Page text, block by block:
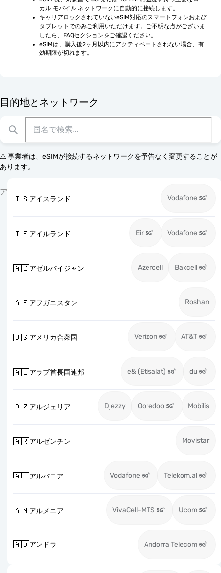
カル モバイル ネットワークに自動的に接続します。
キャリアロックされていないeSIM対応のスマートフォンおよび
タブレットでのみご利用いただけます。ご不明な点がございま
したら、FAQセクションをご確認ください。
eSIMは、購入後2ヶ月以内にアクティベートされない場合、有
効期限が切れます。
目的地とネットワーク
⚠️ 事業者は、eSIMが接続するネットワークを予告なく変更することが
あります。
ア
🇮🇸アイスランド Vodafone
🇮🇪アイルランド Eir Vodafone
🇦🇿アゼルバイジャン Azercell Bakcell
🇦🇫アフガニスタン Roshan
🇺🇸アメリカ合衆国 Verizon AT&T
🇦🇪アラブ首長国連邦 e& (Etisalat) du
🇩🇿アルジェリア Djezzy Ooredoo Mobilis
🇦🇷アルゼンチン Movistar
🇦🇱アルバニア Vodafone Telekom.al
🇦🇲アルメニア VivaCell-MTS Ucom
🇦🇩アンドラ Andorra Telecom